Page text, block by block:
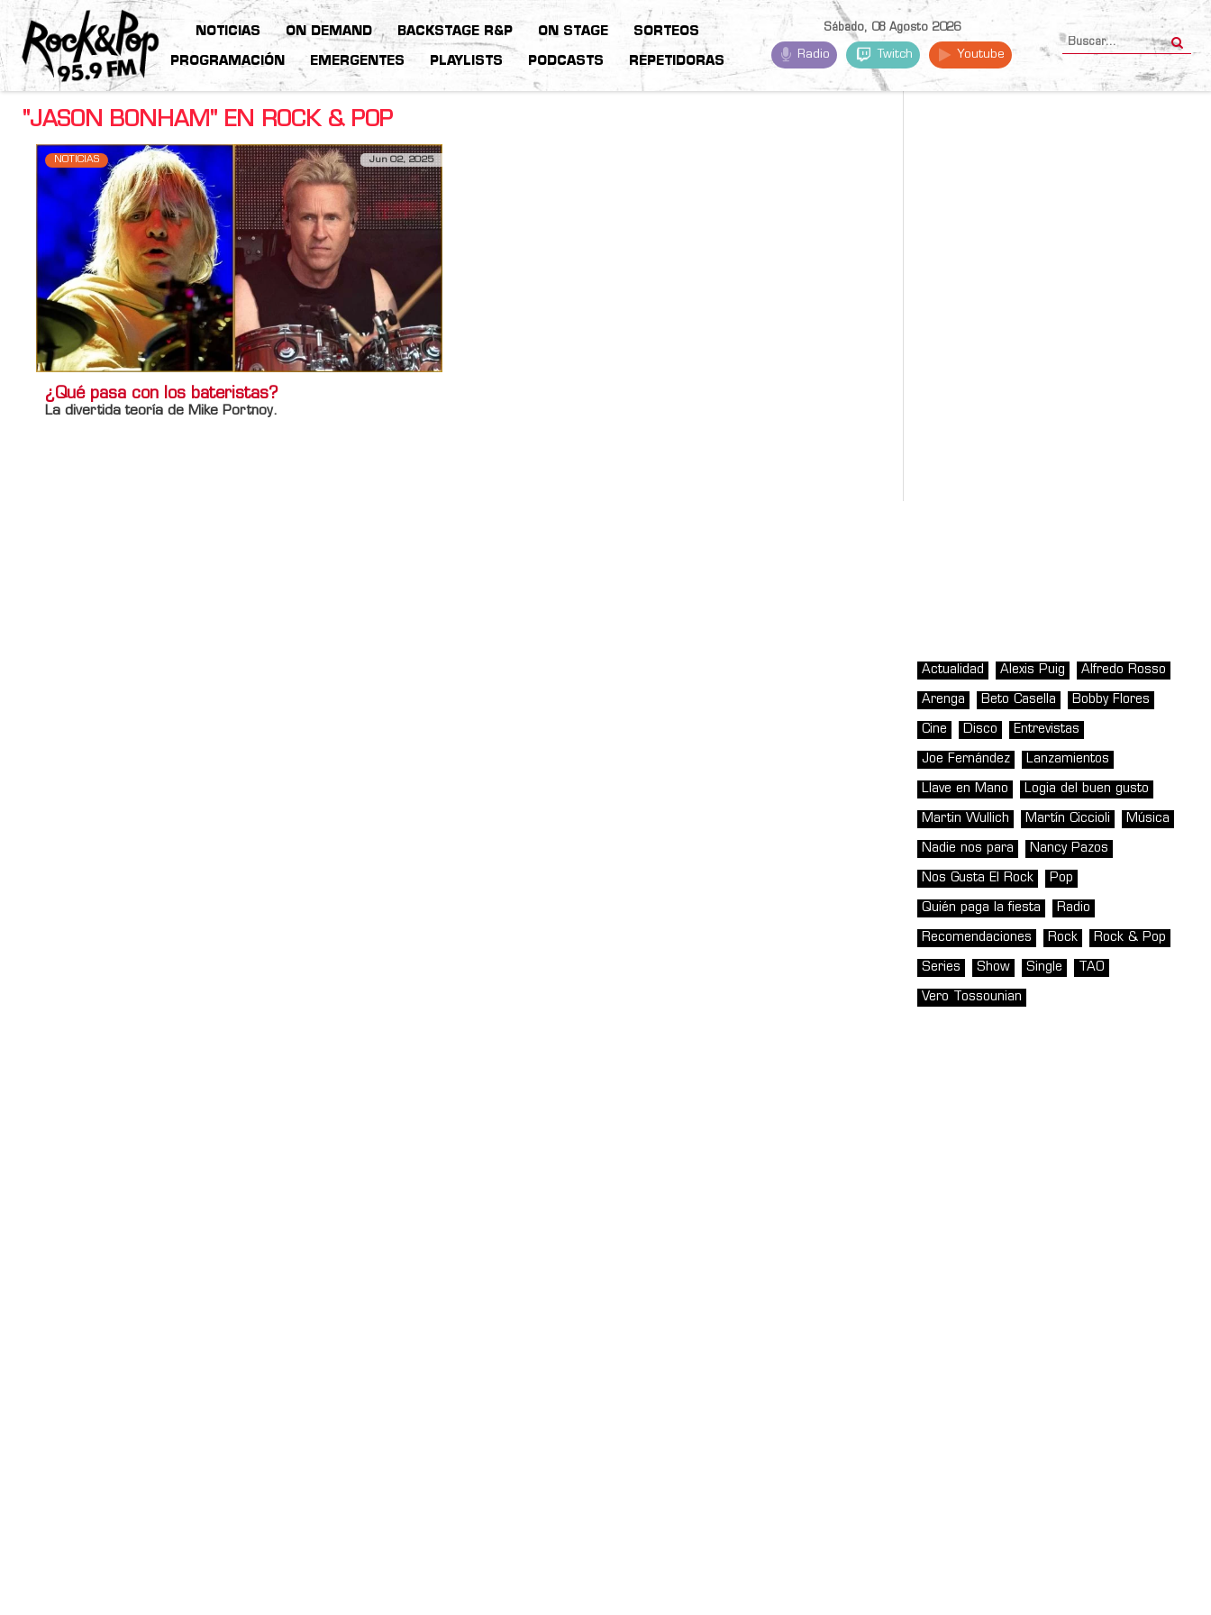
NOTICIAS ON DEMAND BACKSTAGE R&P ON STAGE SORTEOS
PROGRAMACIÓN EMERGENTES PLAYLISTS PODCASTS REPETIDORAS
Sábado, 08 Agosto 2026
Radio Twitch Youtube
"JASON BONHAM" EN ROCK & POP
NOTICIAS Jun 02, 2025
¿Qué pasa con los bateristas?
La divertida teoría de Mike Portnoy.
Actualidad Alexis Puig Alfredo Rosso
Arenga Beto Casella Bobby Flores
Cine Disco Entrevistas
Joe Fernández Lanzamientos
Llave en Mano Logia del buen gusto
Martin Wullich Martín Ciccioli Música
Nadie nos para Nancy Pazos
Nos Gusta El Rock Pop
Quién paga la fiesta Radio
Recomendaciones Rock Rock & Pop
Series Show Single TAO
Vero Tossounian